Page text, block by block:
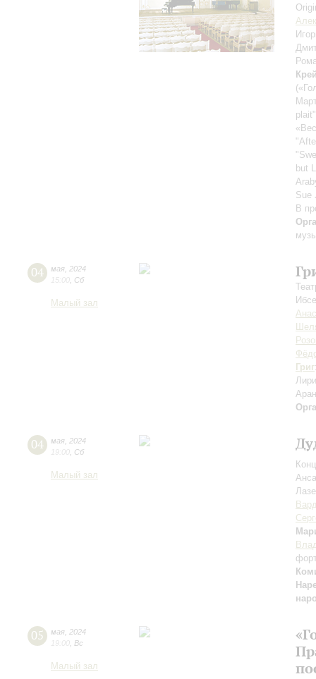
but
Sue
В
04 мая 2024
15:00 Сб
Малый зал
Григ
04 мая 2024
19:00 Сб
Малый зал
05 мая 2024
19:00 Вс
Малый зал